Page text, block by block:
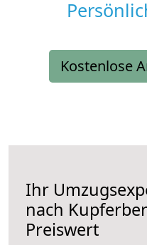
Kostenlose
Ihr
nach
Preiswert